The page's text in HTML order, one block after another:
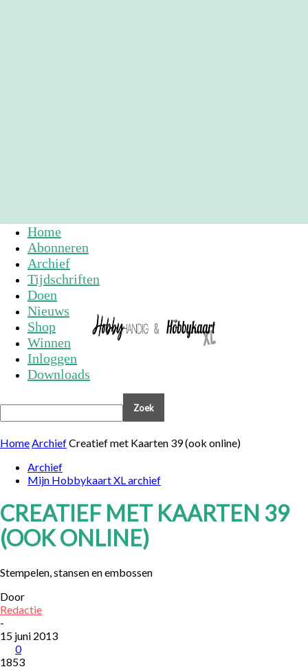
Home
Abonneren
Archief
Tijdschriften
Doen
Nieuws
Shop
Winnen
Inloggen
Downloads
HomeArchiefCreatief met Kaarten 39 (ook online)
Archief
Mijn Hobbykaart XL archief
CREATIEF MET KAARTEN 39
(OOK ONLINE)
Stempelen, stansen en embossen
Door
Redactie
-
15 juni 2013
0
1853